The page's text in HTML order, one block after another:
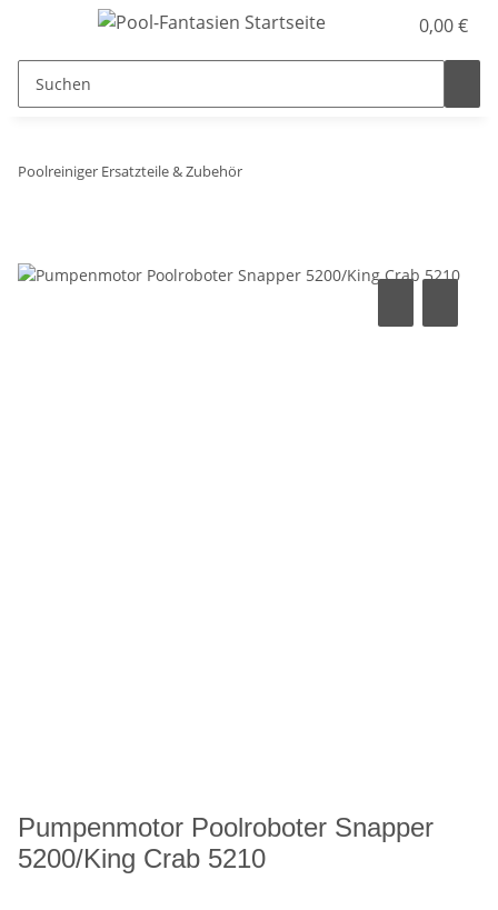
0,00 €
Poolreiniger Ersatzteile & Zubehör
Pumpenmotor Poolroboter Snapper
5200/King Crab 5210